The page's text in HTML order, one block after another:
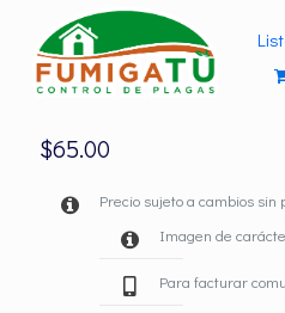
$65.00
Precio sujeto a cambios sin
Imagen de
Para facturar